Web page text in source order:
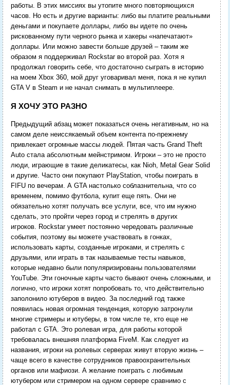
работы. В этих миссиях вы утопите много повторяющихся
часов. Но есть и другие варианты: либо вы платите реальными
деньгами и покупаете доллары, либо вы идете по очень
рискованному пути черного рынка и хакеры «напечатают»
доллары. Или можно завести больше друзей – таким же
образом я поддерживал Rockstar во второй раз. Хотя я
продолжал говорить себе, что достаточно сыграть в историю
на моем Xbox 360, мой друг уговаривал меня, пока я не купил
GTA V в Steam и не начал снимать в мультиплеере.
Я ХОЧУ ЭТО РАЗНО
Предыдущий абзац может показаться очень негативным, но на
самом деле неиссякаемый объем контента по-прежнему
привлекает огромные массы людей. Пятая часть Grand Theft
Auto стала абсолютным мейнстримом. Игроки – это не просто
люди, играющие в такие деликатесы, как Nioh, Metal Gear Solid
и другие. Часто они покупают PlayStation, чтобы поиграть в
FIFU по вечерам. А GTA настолько соблазнительна, что со
временем, помимо футбола, купит еще пять. Они не
обязательно хотят получать все услуги, все, что им нужно
сделать, это пройти через город и стрелять в других
игроков. Rockstar умеет постоянно чередовать различные
события, поэтому вы можете участвовать в гонках,
использовать карты, созданные игроками, и стрелять с
друзьями, или играть в так называемые тесты навыков,
которые недавно были популяризированы пользователями
YouTube. Эти гоночные карты часто бывают очень сложными, и
логично, что игроки хотят попробовать то, что действительно
заполонило ютуберов в видео. За последний год также
появилась новая огромная тенденция, которую затронули
многие стримеры и ютуберы, в том числе те, кто еще не
работал с GTA. Это ролевая игра, для работы которой
требовалась внешняя платформа FiveM. Как следует из
названия, игроки на ролевых серверах живут вторую жизнь –
чаще всего в качестве сотрудников правоохранительных
органов или мафиози. А желание поиграть с любимым
ютубером или стримером на одном сервере сравнимо с